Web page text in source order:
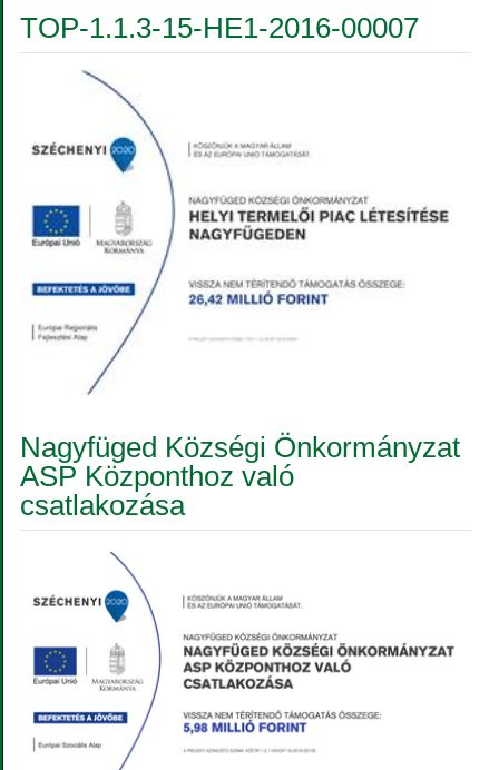
TOP-1.1.3-15-HE1-2016-00007
Nagyfüged Községi Önkormányzat
ASP Központhoz való
csatlakozása